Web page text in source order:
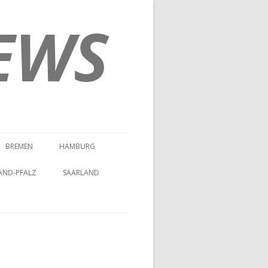
BREMEN HAMBURG
PFALZ SAARLAND